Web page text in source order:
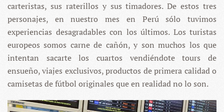
carteristas, sus raterillos y sus timadores. De estos tres
personajes, en nuestro mes en Perú sólo tuvimos
experiencias desagradables con los últimos. Los turistas
europeos somos carne de cañón, y son muchos los que
intentan sacarte los cuartos vendiéndote tours de
ensueño, viajes exclusivos, productos de primera calidad o
camisetas de fútbol originales que en realidad no lo son.